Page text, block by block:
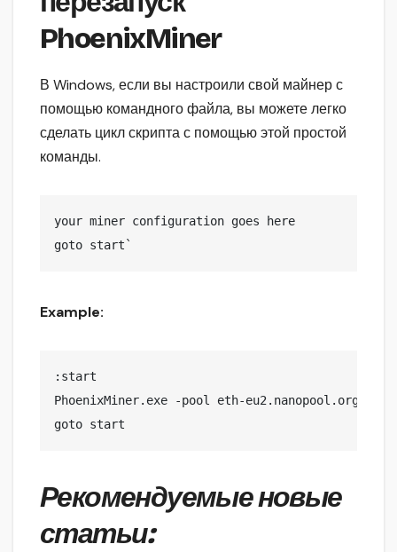
PhoenixMiner
В Windows, если вы настроили свой майнер с
помощью командного файла, вы можете легко
сделать цикл скрипта с помощью этой простой
команды.
goto start`
Example:
: start
PhoenixMiner.exe -pool eth-
goto start
Рекомендуемые новые
статьи: